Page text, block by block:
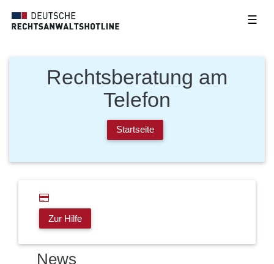
☰
Rechtsberatung am
Telefon
Startseite
Zur Hilfe
News